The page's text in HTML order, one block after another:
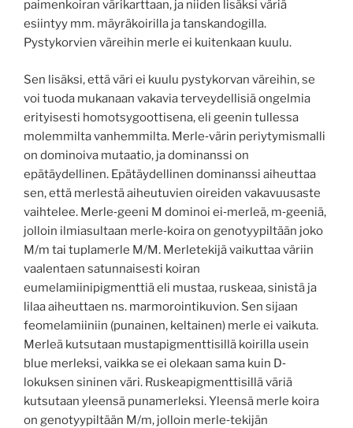
paimenkoiran värikarttaan, ja niiden lisäksi väriä
esiintyy mm. mäyräkoirilla ja tanskandogilla.
Pystykorvien väreihin merle ei kuitenkaan kuulu.
Sen lisäksi, että väri ei kuulu pystykorvan väreihin, se
voi tuoda mukanaan vakavia terveydellisiä ongelmia
erityisesti homotsygoottisena, eli geenin tullessa
molemmilta vanhemmilta. Merle‐värin periytymismalli
on dominoiva mutaatio, ja dominanssi on
epätäydellinen. Epätäydellinen dominanssi aiheuttaa
sen, että merlestä aiheutuvien oireiden vakavuusaste
vaihtelee. Merle‐geeni M dominoi ei‐merleä, m‐geeniä,
jolloin ilmiasultaan merle‐koira on genotyypiltään joko
M/m tai tuplamerle M/M. Merletekijä vaikuttaa väriin
vaalentaen satunnaisesti koiran
eumelamiinipigmenttiä eli mustaa, ruskeaa, sinistä ja
lilaa aiheuttaen ns. marmorointikuvion. Sen sijaan
feomelamiiniin (punainen, keltainen) merle ei vaikuta.
Merleä kutsutaan mustapigmenttisillä koirilla usein
blue merleksi, vaikka se ei olekaan sama kuin D‐
lokuksen sininen väri. Ruskeapigmenttisillä väriä
kutsutaan yleensä punamerleksi. Yleensä merle koira
on genotyypiltään M/m, jolloin merle‐tekijän